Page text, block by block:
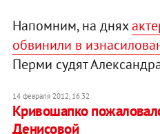
Напомним, на днях
обвинили в
Перми судят
14 февраля 2012, 16:32
Кривошапко
Денисовой